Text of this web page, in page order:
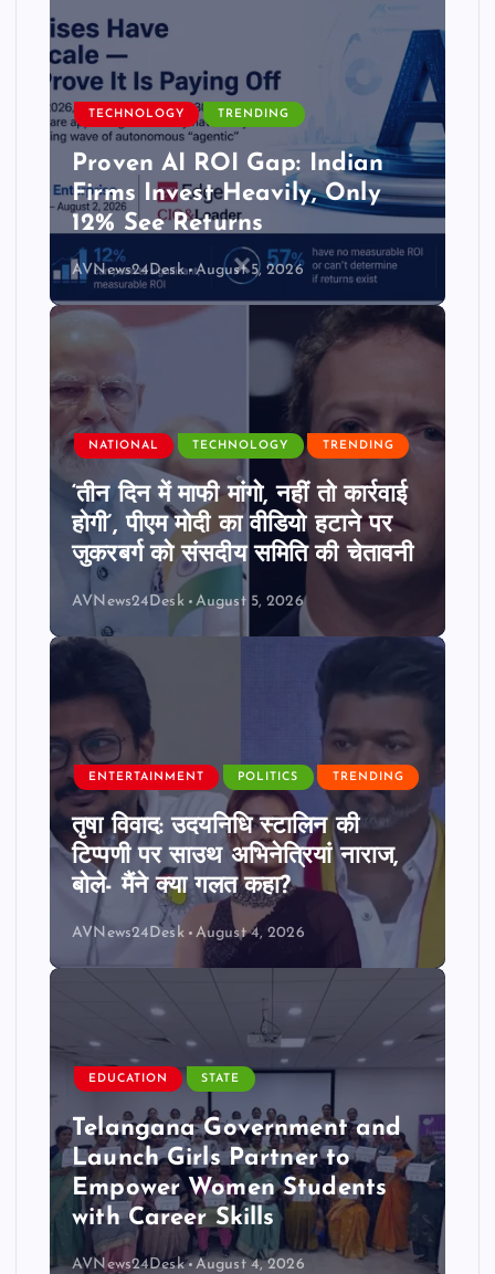
TECHNOLOGY TRENDING
Proven AI ROI Gap: Indian
Firms Invest Heavily, Only
12% See Returns
AVNews24Desk August 5, 2026
NATIONAL TECHNOLOGY TRENDING
‘तीन दिन में माफी मांगो, नहीं तो कार्रवाई
होगी’, पीएम मोदी का वीडियो हटाने पर
जुकरबर्ग को संसदीय समिति की चेतावनी
AVNews24Desk August 5, 2026
ENTERTAINMENT POLITICS TRENDING
तृषा विवाद: उदयनिधि स्टालिन की
टिप्पणी पर साउथ अभिनेत्रियां नाराज,
बोले- मैंने क्या गलत कहा?
AVNews24Desk August 4, 2026
EDUCATION STATE
Telangana Government and
Launch Girls Partner to
Empower Women Students
with Career Skills
AVNews24Desk August 4, 2026